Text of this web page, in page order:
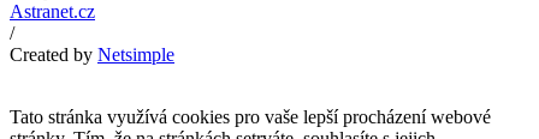
Astranet.cz
/
Created by Netsimple
Tato stránka využívá cookies pro vaše lepší procházení webové